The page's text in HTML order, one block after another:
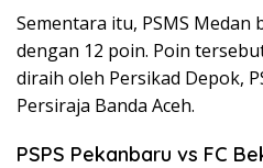
Sementara itu, PSMS
dengan 12 poin. Poin
diraih oleh Persikad Depok,
Persiraja Banda Aceh.
PSPS Pekanbaru vs FC